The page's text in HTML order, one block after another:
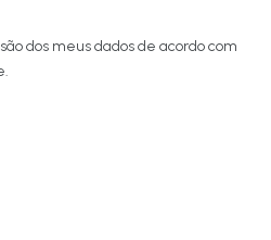
dos meus dados de acordo com